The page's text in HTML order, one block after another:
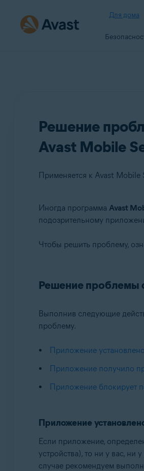
Для дома
Решение
Avast Mobile
Применяется к Avast
Avast Mobile Security
Android
Иногда программа Avast
подозрительному
Чтобы решить проблему,
Решение проблемы
Выполнив следующие
проблему.
Приложение
Приложение получило
Приложение блокирует
Приложение
Если приложение,
устройства), то ни у вас,
случае рекомендуем